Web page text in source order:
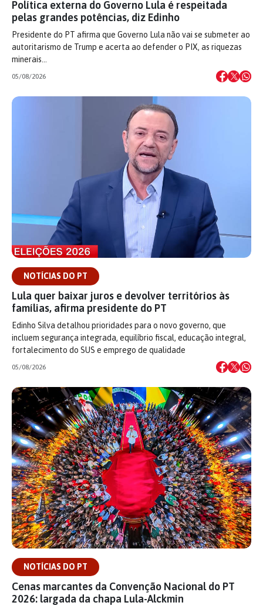
Política externa do Governo Lula é respeitada
pelas grandes potências, diz Edinho
Presidente do PT afirma que Governo Lula não vai se submeter ao
autoritarismo de Trump e acerta ao defender o PIX, as riquezas
minerais…
05/08/2026
NOTÍCIAS DO PT
Lula quer baixar juros e devolver territórios às
famílias, afirma presidente do PT
Edinho Silva detalhou prioridades para o novo governo, que
incluem segurança integrada, equilíbrio fiscal, educação integral,
fortalecimento do SUS e emprego de qualidade
05/08/2026
NOTÍCIAS DO PT
Cenas marcantes da Convenção Nacional do PT
2026: largada da chapa Lula-Alckmin